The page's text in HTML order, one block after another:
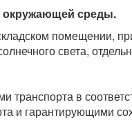
окружающей среды.
помещении,
света,
транспорта в
и гарантирующими